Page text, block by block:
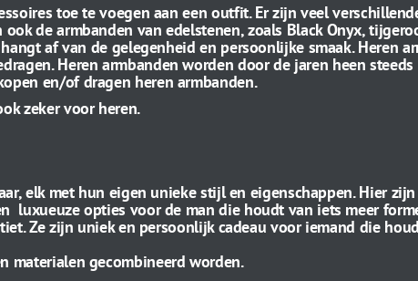
toe te voegen aan een outfit. Er zijn veel
de armbanden van edelstenen, zoals Black Onyx,
hangt afvan de gelegenheid en persoonlijke smaak. Heren
Heren armbanden worden door de jaren heen
en/of dragen heren armbanden.
zeker voor heren.
elk met hun eigen unieke stijl en eigenschappen. Hier
luxueuze opties voor de man die houdt van iets meer
Ze zijn uniek en persoonlijk cadeau voor iemand die
materialen gecombineerd worden.